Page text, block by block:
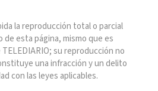
la reproducción total o parcial
de esta página, mismo que es
su reproducción no
una infracción y un delito
con las leyes aplicables.